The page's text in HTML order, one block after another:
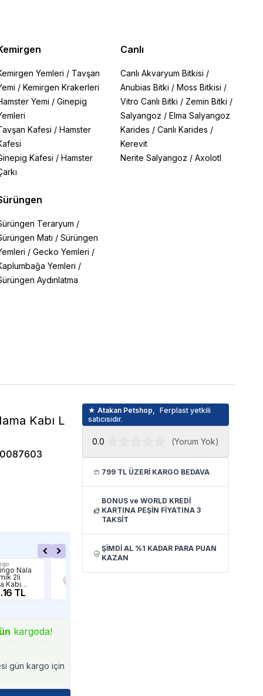
Yemleri / Tavşan
/ Kemirgen Krakerleri
Yemi / Ginepig
Kafesi / Hamster
Kafesi / Hamster
Teraryum /
Matı / Sürüngen
/ Gecko Yemleri /
Yemleri /
Aydınlatma
Canlı
Canlı Akvaryum Bitkisi /
Anubias Bitki /Moss Bitkisi /
Vitro Canlı Bitki / Zemin Bitki /
Salyangoz /Elma Salyangoz
Karides /Canlı Karides /
Kerevit
Nerite Salyangoz /Axolotl
Kabı L
Nala
2li
Kabı
TL
Flamingo Mylo
kargoda!
gün kargo için
★ Atakan Petshop,
Ferplast yetkili
satıcısıdır.
0.0 (Yorum Yok)
799 TL ÜZERİ KARGO BEDAVA
BONUS ve WORLD KREDİ
KARTINA PEŞİN FİYATINA 3
TAKSİT
ŞİMDİ AL %1 KADAR PARA PUAN
KAZAN